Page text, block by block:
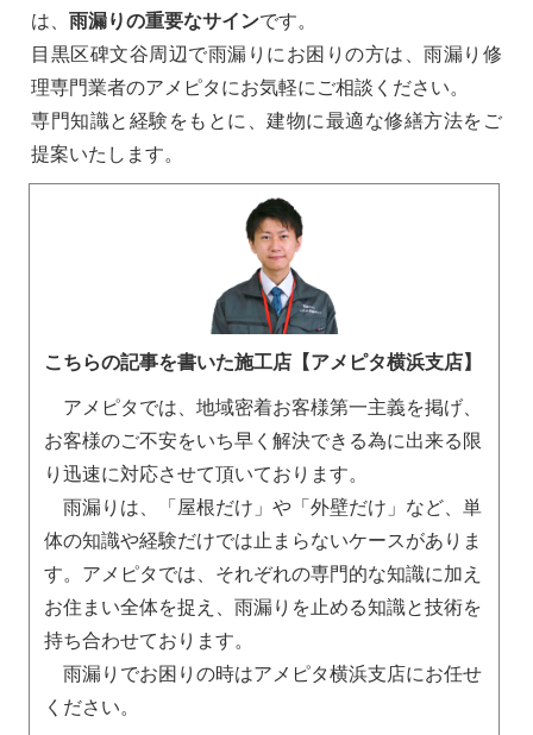
は、 雨漏りの重要なサインです。
目黒区碑文谷周辺で雨漏りにお困りの方は、雨漏り修
理専門業者のアメピタにお気軽にご相談ください。
専門知識と経験をもとに、建物に最適な修繕方法をご
提案いたします。
こちらの記事を書いた施工店【アメピタ横浜支店】
アメピタでは、地域密着お客様第一主義を掲げ、
お客様のご不安をいち早く解決できる為に出来る限
り迅速に対応させて頂いております。
雨漏りは、「屋根だけ」や「外壁だけ」など、単
体の知識や経験だけでは止まらないケースがありま
す。アメピタでは、それぞれの専門的な知識に加え
お住まい全体を捉え、雨漏りを止める知識と技術を
持ち合わせております。
雨漏りでお困りの時はアメピタ横浜支店にお任せ
ください。